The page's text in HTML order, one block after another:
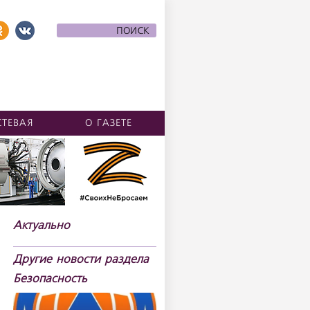
О ГАЗЕТЕ
Актуально
Другие новости раздела
Безопасность